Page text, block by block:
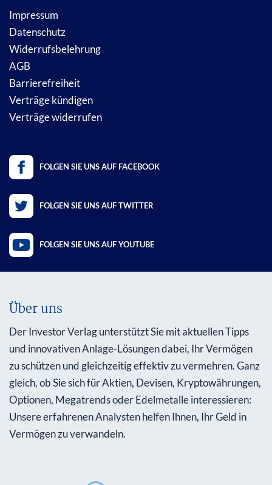
Impressum
Datenschutz
Widerrufsbelehrung
AGB
Barrierefreiheit
Verträge kündigen
Verträge widerrufen
FOLGEN SIE UNS AUF FACEBOOK
FOLGEN SIE UNS AUF TWITTER
FOLGEN SIE UNS AUF YOUTUBE
Über uns
Der Investor Verlag unterstützt Sie mit aktuellen Tipps
und innovativen Anlage-Lösungen dabei, Ihr Vermögen
zu schützen und gleichzeitig effektiv zu vermehren. Ganz
gleich, ob Sie sich für Aktien, Devisen, Kryptowährungen,
Optionen, Megatrends oder Edelmetalle interessieren:
Unsere erfahrenen Analysten helfen Ihnen, Ihr Geld in
Vermögen zu verwandeln.